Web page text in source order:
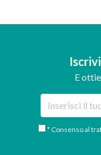
E
* Consenso al